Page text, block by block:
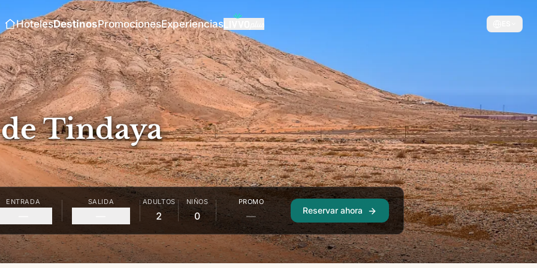
HotelesDestinosPromocionesExperiencias
Tindaya
ENTRADA SALIDA ADULTOS
2
NIÑOS
0
PROMO
Reservar ahora